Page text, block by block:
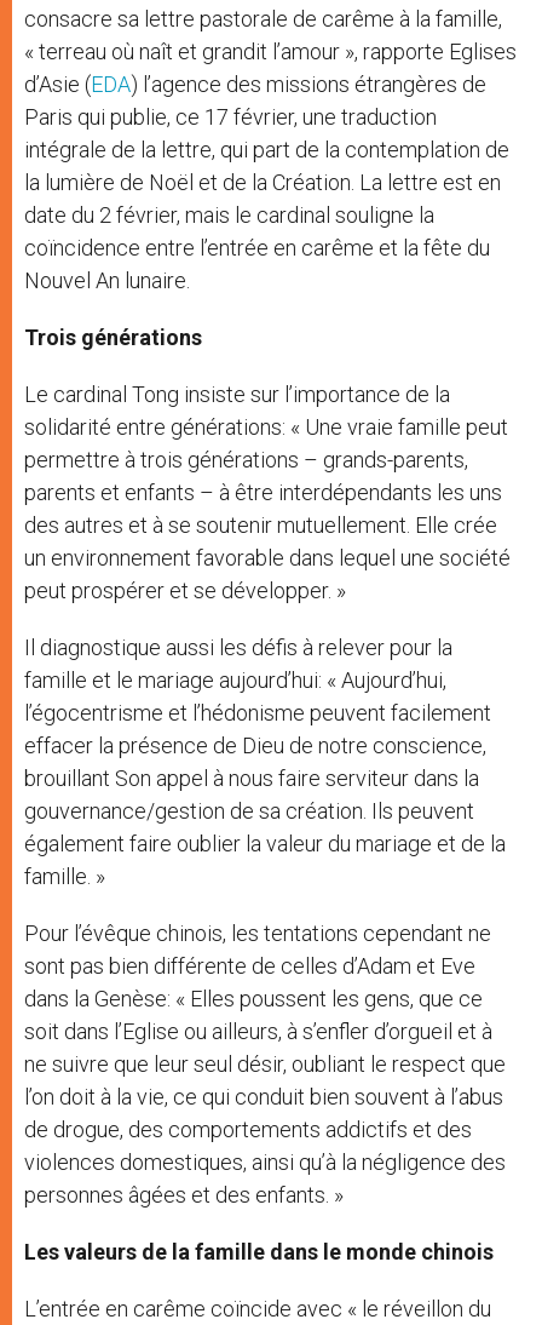
consacre sa lettre pastorale de carême à la famille,
« terreau où naît et grandit l’amour », rapporte Eglises
d’Asie (EDA) l’agence des missions étrangères de
Paris qui publie, ce 17 février, une traduction
intégrale de la lettre, qui part de la contemplation de
la lumière de Noël et de la Création. La lettre est en
date du 2 février, mais le cardinal souligne la
coïncidence entre l’entrée en carême et la fête du
Nouvel An lunaire.
Trois générations
Le cardinal Tong insiste sur l’importance de la
solidarité entre générations: « Une vraie famille peut
permettre à trois générations – grands-parents,
parents et enfants – à être interdépendants les uns
des autres et à se soutenir mutuellement. Elle crée
un environnement favorable dans lequel une société
peut prospérer et se développer. »
Il diagnostique aussi les défis à relever pour la
famille et le mariage aujourd’hui: « Aujourd’hui,
l’égocentrisme et l’hédonisme peuvent facilement
effacer la présence de Dieu de notre conscience,
brouillant Son appel à nous faire serviteur dans la
gouvernance/gestion de sa création. Ils peuvent
également faire oublier la valeur du mariage et de la
famille. »
Pour l’évêque chinois, les tentations cependant ne
sont pas bien différente de celles d’Adam et Eve
dans la Genèse: « Elles poussent les gens, que ce
soit dans l’Eglise ou ailleurs, à s’enfler d’orgueil et à
ne suivre que leur seul désir, oubliant le respect que
l’on doit à la vie, ce qui conduit bien souvent à l’abus
de drogue, des comportements addictifs et des
violences domestiques, ainsi qu’à la négligence des
personnes âgées et des enfants. »
Les valeurs de la famille dans le monde chinois
L’entrée en carême coïncide avec « le réveillon du